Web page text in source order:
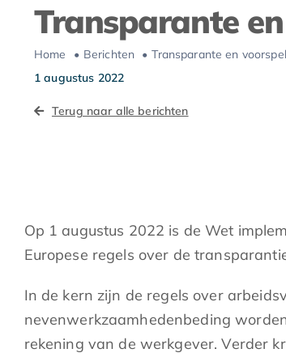
Transparante
Home Berichten
Transparante en
1 augustus 2022
Terug naar alle berichten
Op 1 augustus 2022 is de Wet
Europese regels over de
In de kern zijn de regels over
nevenwerkzaamhedenbeding
rekening van de werkgever. Verder